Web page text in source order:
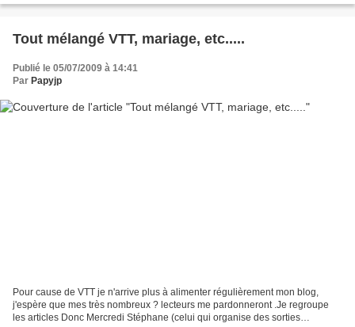
Tout mélangé VTT, mariage, etc.....
Publié le 05/07/2009 à 14:41
Par Papyjp
Pour cause de VTT je n'arrive plus à alimenter régulièrement mon blog,
j'espère que mes très nombreux ? lecteurs me pardonneront .Je regroupe
les articles Donc Mercredi Stéphane (celui qui organise des sorties